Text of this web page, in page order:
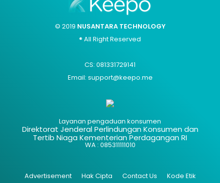
© 2019 NUSANTARA TECHNOLOGY
® All Right Reserved
CS: 081331729141
Email: support@keepo.me
Layanan pengaduan konsumen
Direktorat Jenderal Perlindungan Konsumen dan
Tertib Niaga Kementerian Perdagangan RI
WA : 085311111010
Advertisement Hak Cipta Contact Us
Kode Etik